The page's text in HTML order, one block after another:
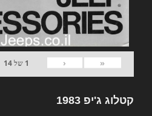
«
‹
1 של14
קטלוג ג'יפ 1983